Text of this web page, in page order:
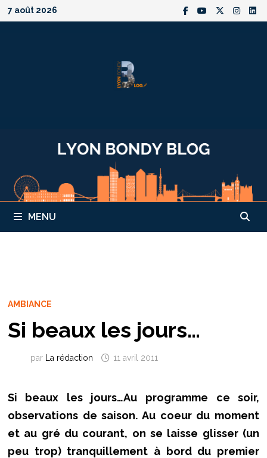
Passer
au
7 août 2026
MENU
AMBIANCE
Si beaux les jours…
par La rédaction 11 avril 2011
Si beaux les jours…Au programme ce soir,
observations de saison. Au coeur du moment
et au gré du courant, on se laisse glisser (un
peu trop) tranquillement à bord du premier